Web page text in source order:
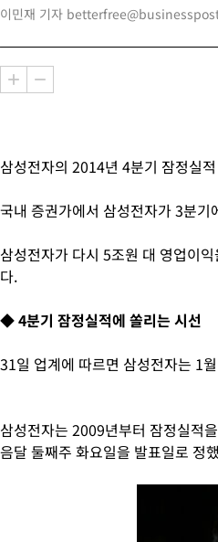
이민재 기자
삼성전자의 2014년 4분기 잠정실
국내 증권가에서 삼성전자가 3분
삼성전자가 다시 5조원 대 영업이
다.
◆ 4분기 잠정실적에 쏠리는 시선
31일 업계에 따르면 삼성전자는 1
삼성전자는 2009년부터 잠정실적
음달 둘째주 화요일을 발표일로 정